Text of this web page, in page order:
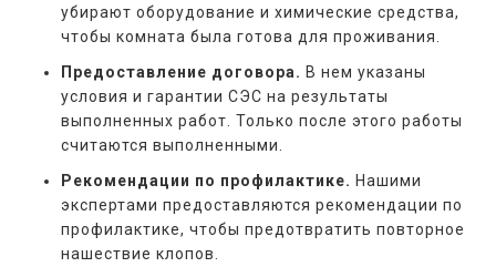
убирают оборудование и химические средства,
чтобы комната была готова для проживания.
Предоставление договора. В нем указаны
условия и гарантии СЭС на результаты
выполненных работ. Только после этого работы
считаются выполненными.
Рекомендации по профилактике. Нашими
экспертами предоставляются рекомендации по
профилактике, чтобы предотвратить повторное
нашествие клопов.